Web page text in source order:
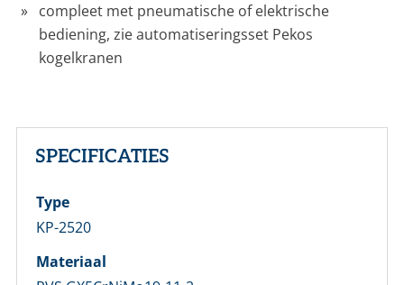
compleet met pneumatische of elektrische
bediening, zie automatiseringsset Pekos
kogelkranen
SPECIFICATIES
Type
KP-2520
Materiaal